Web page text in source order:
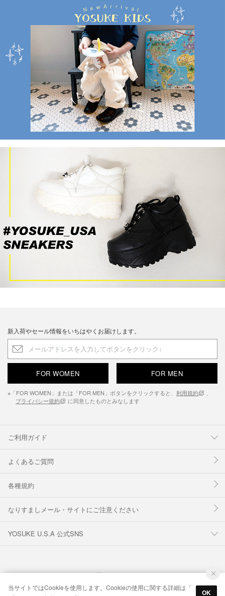
新入荷やセール情報をいちはやくお届けします。
FOR WOMEN FOR MEN
※「FOR WOMEN」または「FOR MEN」ボタンをクリックすると、 利用規約
、
プライバシー規約
に同意したものとみなします
ご利用ガイド
よくあるご質問
各種規約
なりすましメール・サイトにご注意ください
YOSUKE U.S.A 公式SNS
当サイトではCookieを使用します。Cookieの使用に関する詳細は「
OK